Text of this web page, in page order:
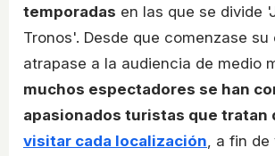
temporadas en las que se divide
Tronos'. Desde que comenzase su
atrapase a la audiencia de medio
muchos espectadores se han
apasionados turistas que tratan
visitar cada localización , a fin